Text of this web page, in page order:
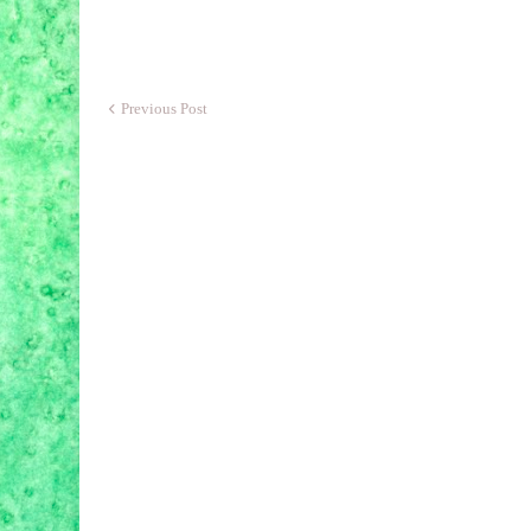
Previous Post